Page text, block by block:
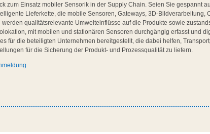
zum Einsatz mobiler Sensorik in der Supply Chain. Seien Sie gespannt
Lieferkette, die mobile Sensoren, Gateways, 3D-Bildverarbeitung,
qualitätsrelevante Umwelteinflüsse auf die Produkte sowie
mit mobilen und stationären Sensoren durchgängig erfasst und
für die beteiligten Unternehmen bereitgestellt, die dabei helfen,
für die Sicherung der Produkt- und Prozessqualität zu liefern.